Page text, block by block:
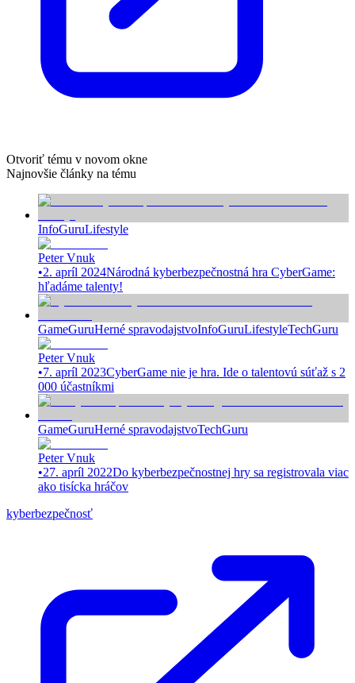
Otvoriť tému v novom okne
Najnovšie články na tému
InfoGuruLifestyle
Peter Vnuk
•2. apríl 2024Národná kyberbezpečnostná hra CyberGame:
hľadáme talenty!
GameGuruHerné spravodajstvoInfoGuruLifestyleTechGuru
Peter Vnuk
•7. apríl 2023CyberGame nie je hra. Ide o talentovú súťaž s 2
000 účastníkmi
GameGuruHerné spravodajstvoTechGuru
Peter Vnuk
•27. apríl 2022Do kyberbezpečnostnej hry sa registrovala viac
ako tisícka hráčov
kyberbezpečnosť